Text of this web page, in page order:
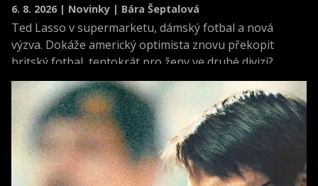
6. 8. 2026 | Novinky | Bára Šeptalová
Ted Lasso v supermarketu, dámský fotbal a nová
výzva. Dokáže americký optimista znovu překopit
britský fotbal, tentokrát pro ženy ve druhé divizi?